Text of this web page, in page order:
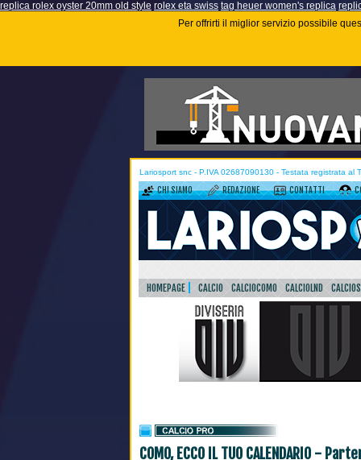
replica rolex oyster 20mm old style rolex eta swiss tag heuer women's replica
Per offrirti il miglior servizio possibile
Lariosport snc - P.IVA 02687090130 - Testata registrata
CHI SIAMO REDAZIONE CONTATTI
HOMEPAGE CALCIO CALCIOCOMO CALCIOLND
COMO, ECCO IL TUO CALENDARIO -